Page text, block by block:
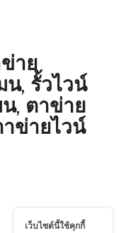
าย
น, รั้วไวน์
, ตาข่าย
ข่ายไวน์
เว็บไซต์นี้ใช้คุกกี้